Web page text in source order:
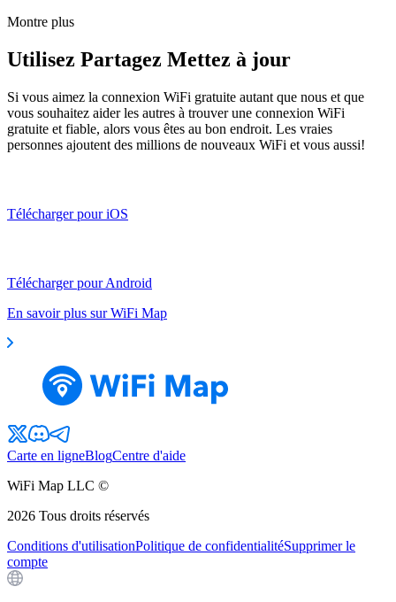
Montre plus
Utilisez Partagez Mettez à jour
Si vous aimez la connexion WiFi gratuite autant que nous et que
vous souhaitez aider les autres à trouver une connexion WiFi
gratuite et fiable, alors vous êtes au bon endroit. Les vraies
personnes ajoutent des millions de nouveaux WiFi et vous aussi!
Télécharger pour iOS
Télécharger pour Android
En savoir plus sur WiFi Map
Carte en ligneBlogCentre d'aide
WiFi Map LLC ©
2026 Tous droits réservés
Conditions d'utilisationPolitique de confidentialitéSupprimer le
compte